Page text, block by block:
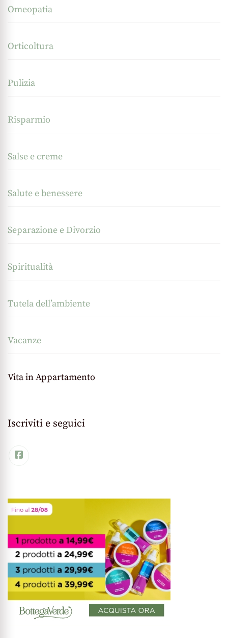
Omeopatia
Orticoltura
Pulizia
Risparmio
Salse e creme
Salute e benessere
Separazione e Divorzio
Spiritualità
Tutela dell’ambiente
Vacanze
Vita in Appartamento
Iscriviti e seguici